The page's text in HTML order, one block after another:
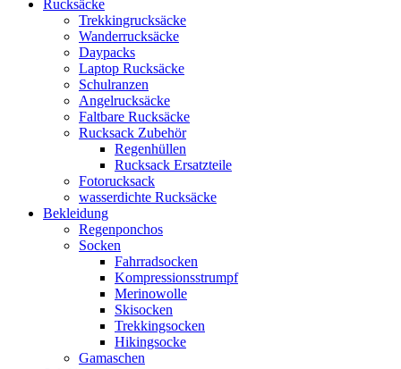
Rucksäcke
Trekkingrucksäcke
Wanderrucksäcke
Daypacks
Laptop Rucksäcke
Schulranzen
Angelrucksäcke
Faltbare Rucksäcke
Rucksack Zubehör
Regenhüllen
Rucksack Ersatzteile
Fotorucksack
wasserdichte Rucksäcke
Bekleidung
Regenponchos
Socken
Fahrradsocken
Kompressionsstrumpf
Merinowolle
Skisocken
Trekkingsocken
Hikingsocke
Gamaschen